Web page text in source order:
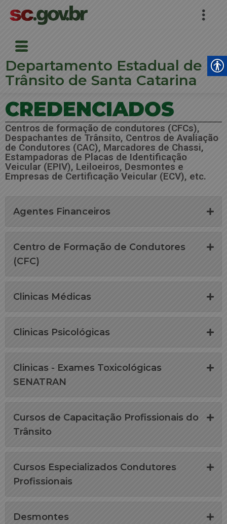
Departamento Estadual de
Trânsito de Santa Catarina
CREDENCIADOS
Centros de formação de condutores (CFCs),
Despachantes de Trânsito, Centros de Avaliação
de Condutores (CAC), Marcadores de Chassi,
Estampadoras de Placas de Identificação
Veicular (EPIV), Leiloeiros, Desmontes e
Empresas de Certificação Veicular (ECV), etc.
Agentes Financeiros
Centro de Formação de Condutores
(CFC)
Clinicas Médicas
Clinicas Psicológicas
Clinicas - Exames Toxicológicas
SENATRAN
Cursos de Capacitação Profissionais do
Trânsito
Cursos Especializados Condutores
Profissionais
Desmontes